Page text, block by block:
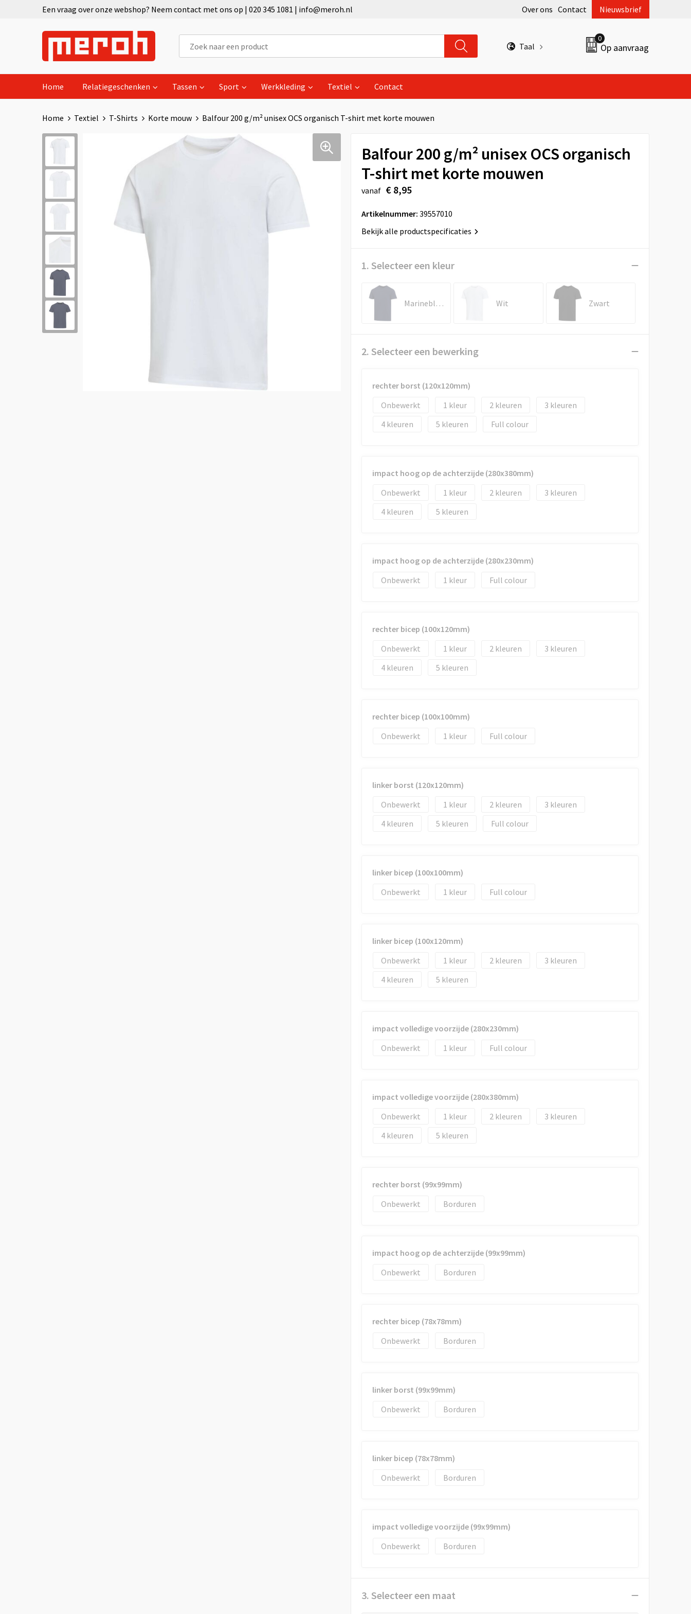
Een vraag over onze webshop? Neem contact met ons op | 020 345 1081 | info@meroh.nl Over ons Contact Nieuwsbrief
Taal
0
Op aanvraag
Home Relatiegeschenken Tassen Sport Werkkleding Textiel Contact
Home Textiel T-Shirts Korte mouw Balfour 200 g/m² unisex OCS organisch T-shirt met korte mouwen
Balfour 200 g/m² unisex OCS organisch
T-shirt met korte mouwen
vanaf € 8,95
Artikelnummer: 39557010
Bekijk alle productspecificaties
1. Selecteer een kleur
Marineblauw Wit Zwart
2. Selecteer een bewerking
rechter borst (120x120mm)
Onbewerkt
1 2
3
4
5 Full colour
impact hoog op de achterzijde (280x380mm)
Onbewerkt
1 2
3
4
5
impact hoog op de achterzijde (280x230mm)
Onbewerkt
1 Full colour
rechter bicep (100x120mm)
Onbewerkt
1 2
3
4
5
rechter bicep (100x100mm)
Onbewerkt
1 Full colour
linker borst (120x120mm)
Onbewerkt
1 2
3
4
5 Full colour
linker bicep (100x100mm)
Onbewerkt
1 Full colour
linker bicep (100x120mm)
Onbewerkt
1 2
3
4
5
impact volledige voorzijde (280x230mm)
Onbewerkt
1 Full colour
impact volledige voorzijde (280x380mm)
Onbewerkt
1 2
3
4
5
rechter borst (99x99mm)
Onbewerkt
Borduren
impact hoog op de achterzijde (99x99mm)
Onbewerkt
Borduren
rechter bicep (78x78mm)
Onbewerkt
Borduren
linker borst (99x99mm)
Onbewerkt
Borduren
linker bicep (78x78mm)
Onbewerkt
Borduren
impact volledige voorzijde (99x99mm)
Onbewerkt
Borduren
3. Selecteer een maat